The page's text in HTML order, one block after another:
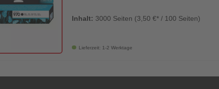
Inhalt: 3000 Seiten (3,50 €* / 100 Seiten)
Lieferzeit: 1-2 Werktage